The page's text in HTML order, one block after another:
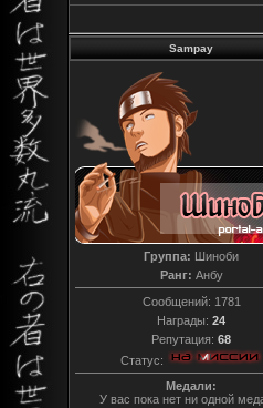
Sampay
Группа: Шиноби
Ранг: Анбу
Сообщений: 1781
Награды: 24
Репутация: 68
Статус:
Медали:
У вас пока нет ни одной